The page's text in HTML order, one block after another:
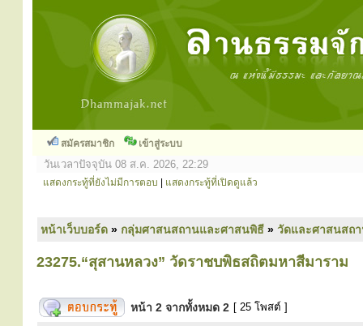
สมัครสมาชิก เข้าสู่ระบบ
วันเวลาปัจจุบัน 08 ส.ค. 2026, 22:29
แสดงกระทู้ที่ยังไม่มีการตอบ แสดงกระทู้ที่เปิดดูแล้ว
หน้าเว็บบอร์ด » กลุ่มศาสนสถานและศาสนพิธี » วัดและศาสนสถ
23275.“สุสานหลวง” วัดราชบพิธสถิตมหาสีมาราม
หน้า 2 จากทั้งหมด 2 [ 25 โพสต์ ]